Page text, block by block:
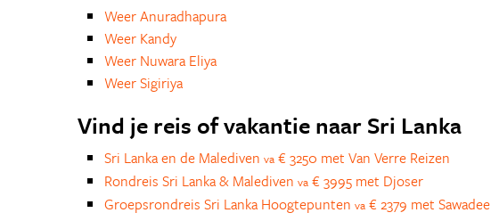
Weer Anuradhapura
Weer Kandy
Weer Nuwara Eliya
Weer Sigiriya
Vind je reis of vakantie naar Sri Lanka
Sri Lanka en de Malediven va € 3250 met Van Verre Reizen
Rondreis Sri Lanka & Malediven va € 3995 met Djoser
Groepsrondreis Sri Lanka Hoogtepunten va € 2379 met Sawadee